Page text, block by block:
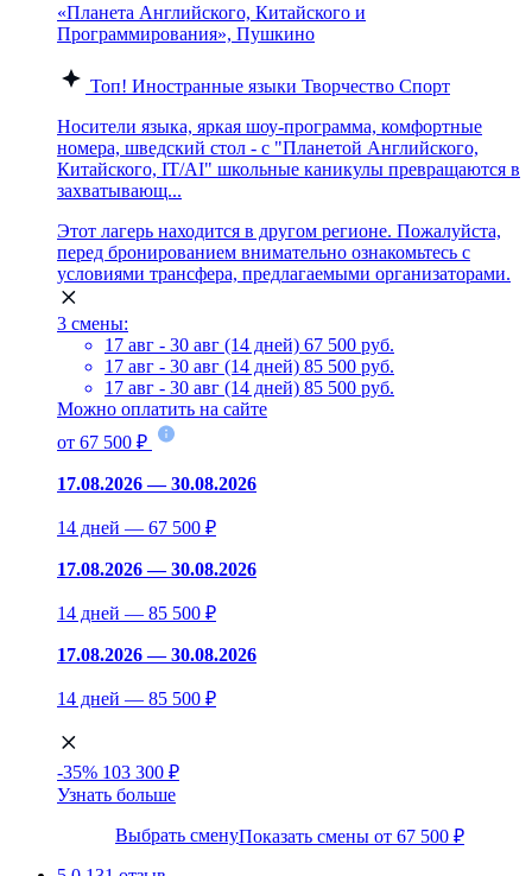
«Планета Английского, Китайского и
Программирования», Пушкино
Топ! Иностранные языки Творчество Спорт
Носители языка, яркая шоу-программа, комфортные
номера, шведский стол - с "Планетой Английского,
Китайского, IT/AI" школьные каникулы превращаются в
захватывающ...
Этот лагерь находится в другом регионе. Пожалуйста,
перед бронированием внимательно ознакомьтесь с
условиями трансфера, предлагаемыми организаторами.
3 смены:
17 авг - 30 авг (14 дней) 67 500 руб.
17 авг - 30 авг (14 дней) 85 500 руб.
17 авг - 30 авг (14 дней) 85 500 руб.
Можно оплатить на сайте
от 67 500 ₽
17.08.2026 — 30.08.2026
14 дней — 67 500 ₽
17.08.2026 — 30.08.2026
14 дней — 85 500 ₽
17.08.2026 — 30.08.2026
14 дней — 85 500 ₽
-35% 103 300 ₽
Узнать больше
Выбрать сменуПоказать смены от 67 500 ₽